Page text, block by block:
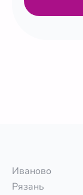
Иваново
Рязань